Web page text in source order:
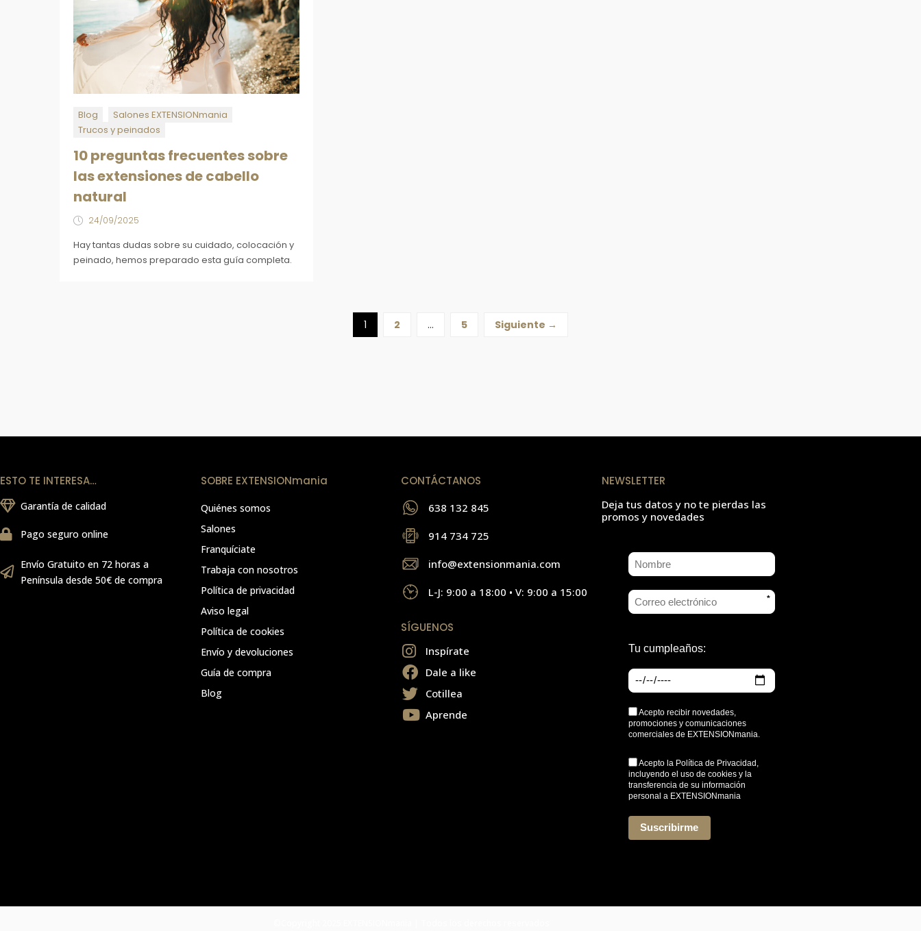
Blog
Salones EXTENSIONmania
Trucos y peinados
10 preguntas frecuentes sobre
las extensiones de cabello
natural
24/09/2025
Hay tantas dudas sobre su cuidado, colocación y
peinado, hemos preparado esta guía completa.
1 2 … 5 Siguiente →
ESTO TE INTERESA…
Garantía de calidad
Pago seguro online
Envío Gratuito en 72 horas a
Península desde 50€ de compra
SOBRE EXTENSIONmania
Quiénes somos
Salones
Franquíciate
Trabaja con nosotros
Política de privacidad
Aviso legal
Política de cookies
Envío y devoluciones
Guía de compra
Blog
CONTÁCTANOS
638 132 845
914 734 725
info@extensionmania.com
L-J: 9:00 a 18:00 • V: 9:00 a 15:00
SÍGUENOS
Inspírate
Dale a like
Cotillea
Aprende
NEWSLETTER
Deja tus datos y no te pierdas las
promos y novedades
*
Tu cumpleaños:
Acepto recibir novedades,
promociones y comunicaciones
comerciales de EXTENSIONmania.
Acepto la Política de Privacidad ,
incluyendo el uso de cookies y la
transferencia de su información
personal a EXTENSIONmania
Suscribirme